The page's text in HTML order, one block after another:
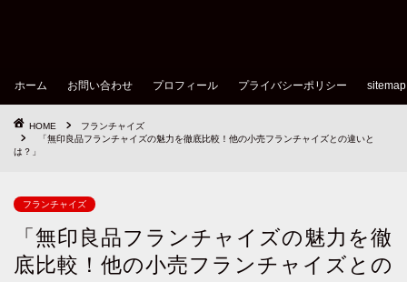
ホーム お問い合わせ プロフィール プライバシーポリシー sitemap
HOME
フランチャイズ
「無印良品フランチャイズの魅力を徹底比較！他の小売フランチャイズとの違いと
は？」
フランチャイズ
「無印良品フランチャイズの魅力を徹
底比較！他の小売フランチャイズとの